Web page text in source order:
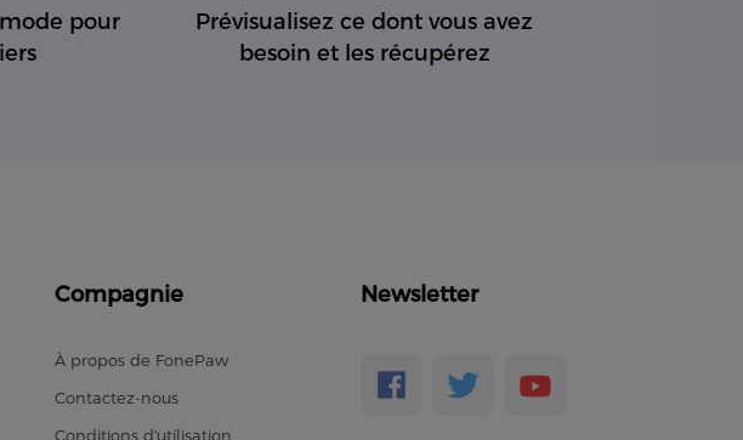
pour
Prévisualisez ce dont vous avez
besoin et les récupérez
Compagnie
À propos de FonePaw
Contactez-nous
Conditions d'utilisation
Newsletter